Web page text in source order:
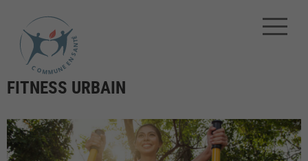
FITNESS URBAIN